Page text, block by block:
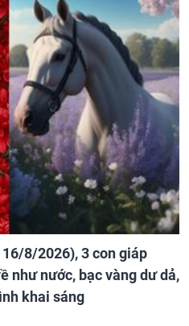
8/2026), 3 con giáp
như nước, bạc vàng dư dả,
khai sáng